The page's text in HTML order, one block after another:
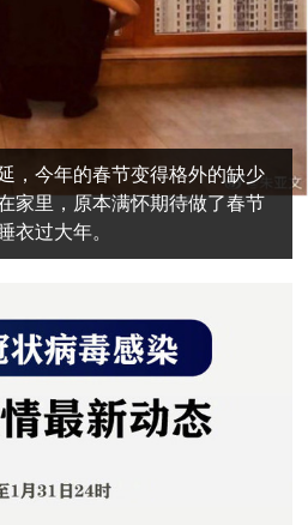
，今年的春节变得格外的缺少
家里，原本满怀期待做了春节
衣过大年。